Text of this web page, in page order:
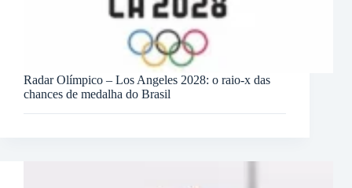
Radar Olímpico – Los Angeles 2028: o raio-x das
chances de medalha do Brasil